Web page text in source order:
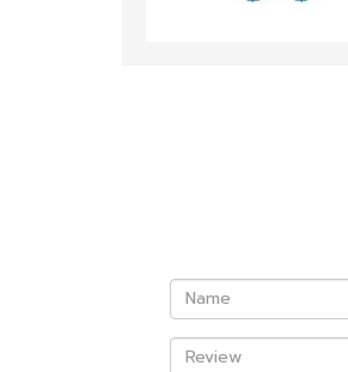
Name
Review